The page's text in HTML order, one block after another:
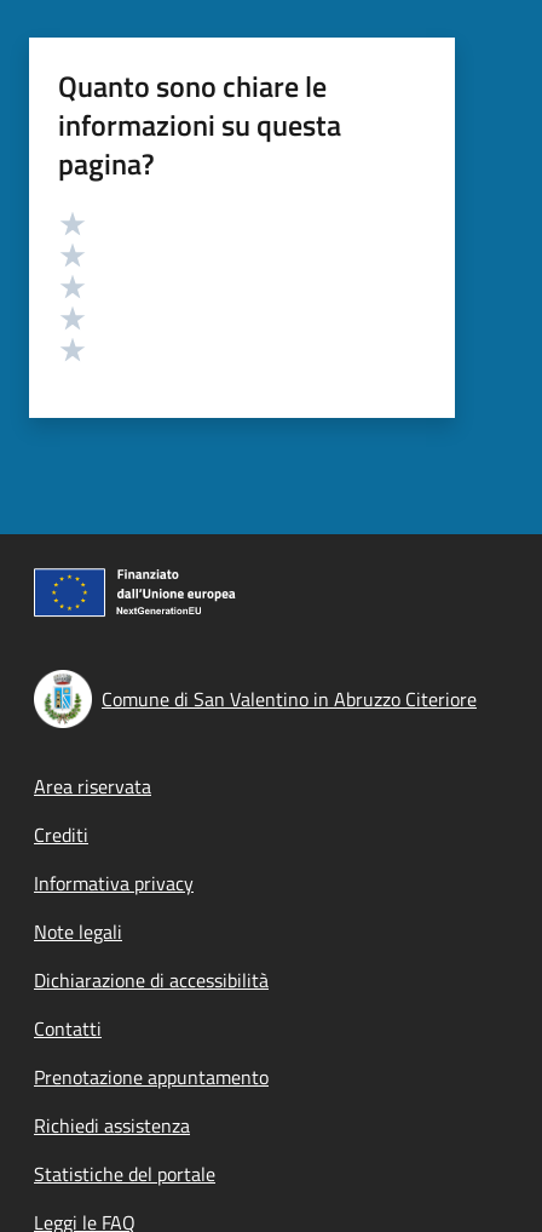
Quanto sono chiare le
informazioni su questa
pagina?
Valutazione
Comune di San Valentino in Abruzzo Citeriore
Footer menu
Area riservata
Crediti
Informativa privacy
Note legali
Dichiarazione di accessibilità
Contatti
Prenotazione appuntamento
Richiedi assistenza
Statistiche del portale
Leggi le FAQ